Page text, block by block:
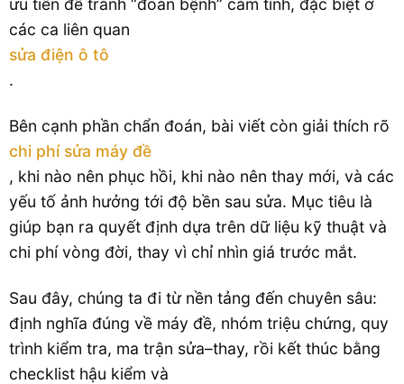
ưu tiên để tránh “đoán bệnh” cảm tính, đặc biệt ở
các ca liên quan
sửa điện ô tô
.
Bên cạnh phần chẩn đoán, bài viết còn giải thích rõ
chi phí sửa máy đề
, khi nào nên phục hồi, khi nào nên thay mới, và các
yếu tố ảnh hưởng tới độ bền sau sửa. Mục tiêu là
giúp bạn ra quyết định dựa trên dữ liệu kỹ thuật và
chi phí vòng đời, thay vì chỉ nhìn giá trước mắt.
Sau đây, chúng ta đi từ nền tảng đến chuyên sâu:
định nghĩa đúng về máy đề, nhóm triệu chứng, quy
trình kiểm tra, ma trận sửa–thay, rồi kết thúc bằng
checklist hậu kiểm và